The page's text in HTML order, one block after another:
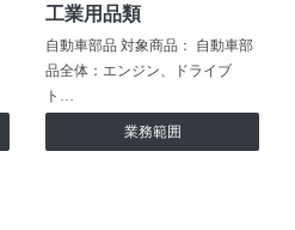
工業用品類
自動車部品 対象商品： 自動車部
品全体：エンジン、ドライブ
ト…
業務範囲